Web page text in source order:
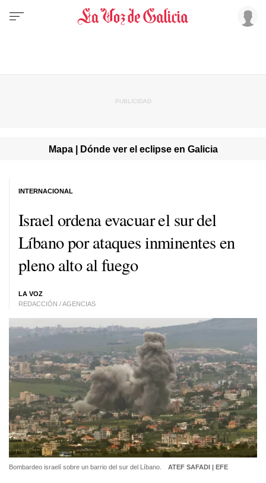
Mapa | Dónde ver el eclipse en Galicia
Israel ordena evacuar el sur del
Líbano por ataques inminentes en
pleno alto al fuego
LA VOZ
REDACCIÓN / AGENCIAS
INTERNACIONAL
Bombardeo israelí sobre un barrio del sur del Líbano. ATEF SAFADI | EFE